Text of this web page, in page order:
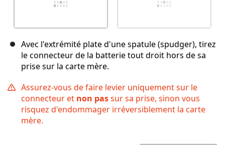
Avec l'extrémité plate d'une spatule (spudger), tirez
le connecteur de la batterie tout droit hors de sa
prise sur la carte mère.
Assurez-vous de faire levier uniquement sur le
connecteur et non passur sa prise, sinon vous
risquez d'endommager irréversiblement la carte
mère.